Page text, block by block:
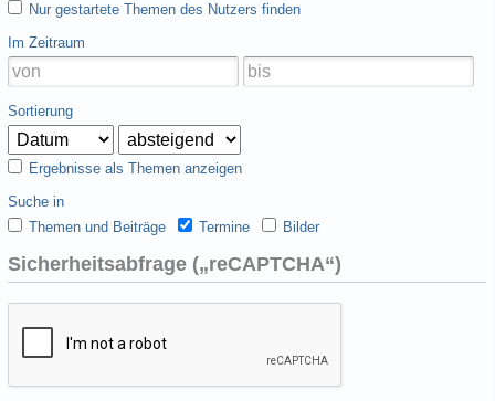
Nur gestartete Themen des Nutzers finden
Im Zeitraum
Sortierung
Ergebnisse als Themen anzeigen
Suche in
Themen und Beiträge
Termine Bilder
Sicherheitsabfrage („reCAPTCHA“)